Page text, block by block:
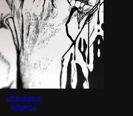
Précédent
Suivant